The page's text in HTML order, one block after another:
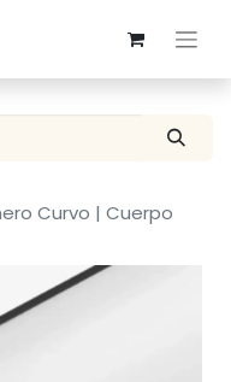
Curvo | Cuerpo